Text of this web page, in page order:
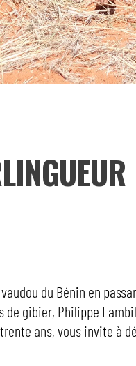
du Bénin en
de gibier, Philippe
ans, vous invite à